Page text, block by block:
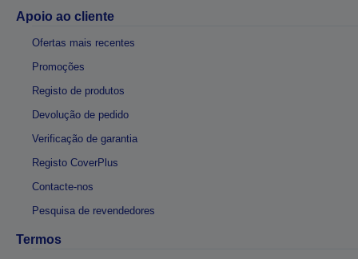
Apoio ao cliente
Ofertas mais recentes
Promoções
Registo de produtos
Devolução de pedido
Verificação de garantia
Registo CoverPlus
Contacte-nos
Pesquisa de revendedores
Termos